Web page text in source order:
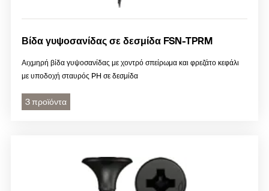
Βίδα γυψοσανίδας σε δεσμίδα FSN-TPRM
Αιχμηρή βίδα γυψοσανίδας με χοντρό σπείρωμα και φρεζάτο κεφάλι
με υποδοχή σταυρός PH σε δεσμίδα
3 προϊόντα